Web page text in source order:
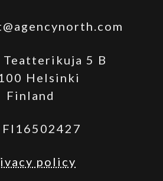
5 B
Helsinki
Finland
FI16502427
policy